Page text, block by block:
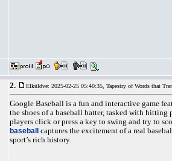
2. Elküldve: 2025-02-25 05:40:35, Tapestry of Words that
Google Baseball is a fun and interactive game
the shoes of a baseball batter, tasked with
players click or press a key to swing and try to
baseball captures the excitement of a real
sport’s rich history.